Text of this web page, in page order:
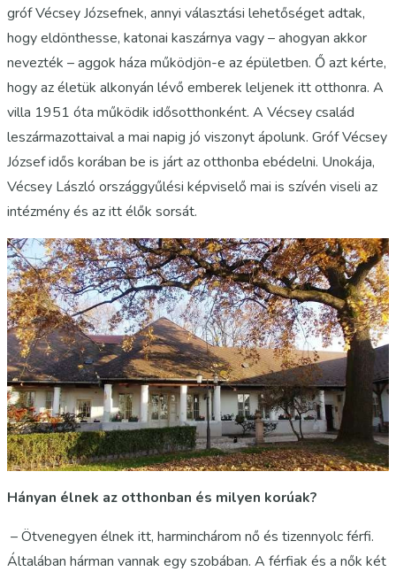
grófVécsey Józsefnek, annyi választási lehetőséget adtak,
hogy eldönthesse, katonai kaszárnya vagy – ahogyan akkor
nevezték – aggok háza működjön-e az épületben. Ő azt kérte,
hogy az életük alkonyán lévő emberek leljenek itt otthonra. A
villa 1951 óta működik idősotthonként. A Vécsey család
leszármazottaival a mai napig jó viszonyt ápolunk. Gróf Vécsey
József idős korában be is járt az otthonba ebédelni. Unokája,
Vécsey László országgyűlési képviselő mai is szívén viseli az
intézmény és az itt élők sorsát.
Hányan élnek az otthonban és milyen korúak?
– Ötvenegyen élnek itt, harminchárom nő és tizennyolc férfi.
Általában hárman vannak egy szobában. A férfiak és a nők két